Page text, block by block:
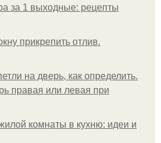
за 1 выходные: рецепты
прикрепить отлив.
на дверь, как определить.
правая или левая при
комнаты в кухню: идеи и